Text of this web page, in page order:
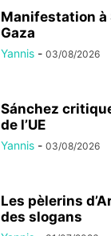
Manifestation à
Gaza
Yannis - 03/08/2026
Sánchez
de l’UE
Yannis - 03/08/2026
Les pèlerins
des slogans